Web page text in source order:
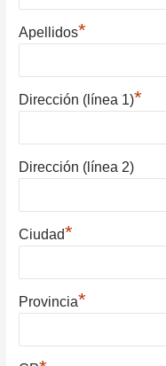
Apellidos*
Dirección (línea 1)*
Dirección (línea 2)
Ciudad*
Provincia*